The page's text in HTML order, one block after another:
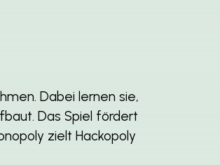
Dabei lernen sie,
Das Spiel fördert
zielt Hackopoly